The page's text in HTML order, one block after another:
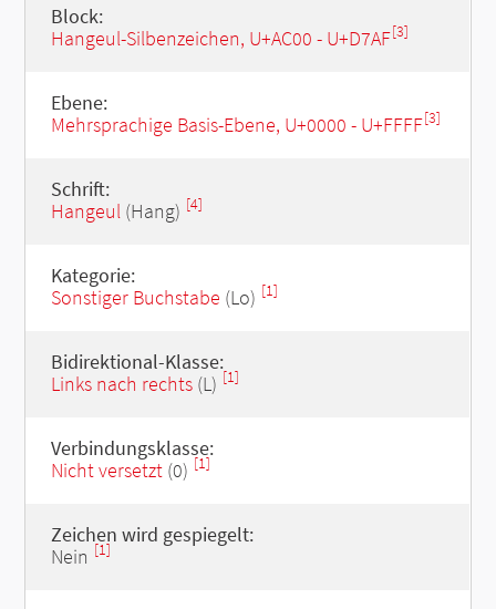
Block:
Hangeul-Silbenzeichen, U+AC00 - U+D7AF[3]
Ebene:
Mehrsprachige Basis-Ebene, U+0000 - U+FFFF[3]
Schrift:
Hangeul(Hang) [4]
Kategorie:
Sonstiger Buchstabe (Lo) [1]
Bidirektional-Klasse:
Links nach rechts(L) [1]
Verbindungsklasse:
Nicht versetzt(0) [1]
Zeichen wird gespiegelt:
Nein [1]